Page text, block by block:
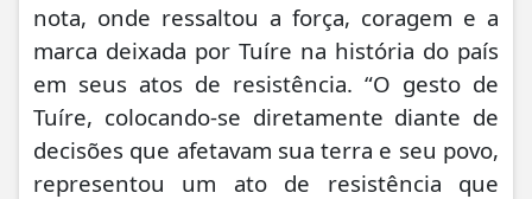
nota, onde ressaltou a força, coragem e a
marca deixada por Tuíre na história do país
em seus atos de resistência. “O gesto de
Tuíre, colocando-se diretamente diante de
decisões que afetavam sua terra e seu povo,
representou um ato de resistência que